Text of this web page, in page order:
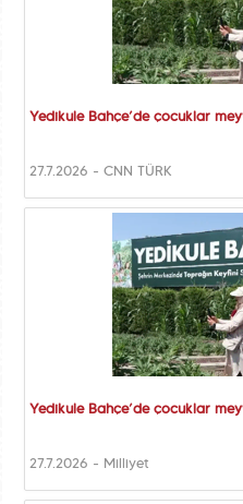
Yedikule Bahçe’de çocuklar
27.7.2026 - CNN TÜRK
Yedikule Bahçe’de çocuklar
27.7.2026 - Milliyet